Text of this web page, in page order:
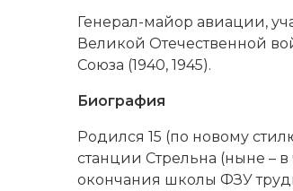
Генерал-майор авиации,
Великой Отечественной
Союза (1940, 1945).
Биография
Родился 15 (по новому
станции Стрельна (ныне – в
окончания школы ФЗУ